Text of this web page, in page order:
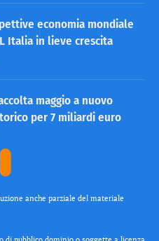
economia mondiale
Italia in lieve crescita
maggio a nuovo
per 7 miliardi euro
anche parziale del materiale